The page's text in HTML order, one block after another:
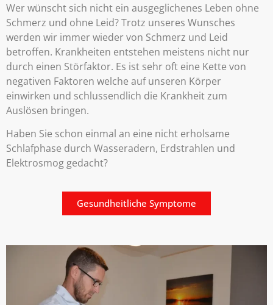
Wer wünscht sich nicht ein ausgeglichenes Leben ohne
Schmerz und ohne Leid? Trotz unseres Wunsches
werden wir immer wieder von Schmerz und Leid
betroffen. Krankheiten entstehen meistens nicht nur
durch einen Störfaktor. Es ist sehr oft eine Kette von
negativen Faktoren welche auf unseren Körper
einwirken und schlussendlich die Krankheit zum
Auslösen bringen.
Haben Sie schon einmal an eine nicht erholsame
Schlafphase durch Wasseradern, Erdstrahlen und
Elektrosmog gedacht?
Gesundheitliche Symptome